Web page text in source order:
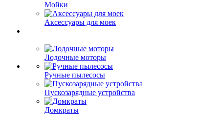
Мойки
Аксессуары для моек
Лодочные моторы
Ручные пылесосы
Пускозарядные устройства
Домкраты